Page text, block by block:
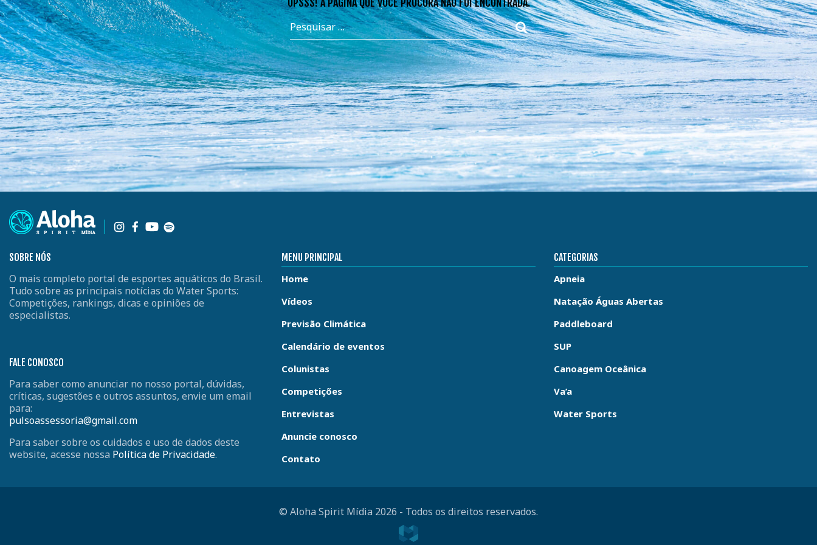
SOBRE NÓS
O mais completo portal de esportes aquáticos do Brasil.
Tudo sobre as principais notícias do Water Sports:
Competições, rankings, dicas e opiniões de
especialistas.
FALE CONOSCO
Para saber como anunciar no nosso portal, dúvidas,
críticas, sugestões e outros assuntos, envie um email
para:
pulsoassessoria@gmail.com
Para saber sobre os cuidados e uso de dados deste
website, acesse nossa Política de Privacidade.
MENU PRINCIPAL
Home
Vídeos
Previsão Climática
Calendário de eventos
Colunistas
Competições
Entrevistas
Anuncie conosco
Contato
CATEGORIAS
Apneia
Natação Águas Abertas
Paddleboard
SUP
Canoagem Oceânica
Va’a
Water Sports
© Aloha Spirit Mídia 2026 - Todos os direitos reservados.